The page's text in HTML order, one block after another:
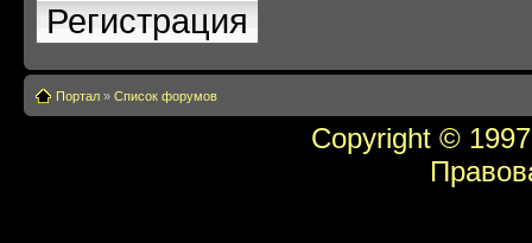
Регистрация
Портал » Список форумов
Copyright ©